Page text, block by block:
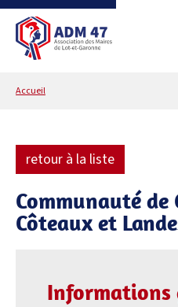
Accueil
retour à la liste
Communauté de
Côteaux et
Informations